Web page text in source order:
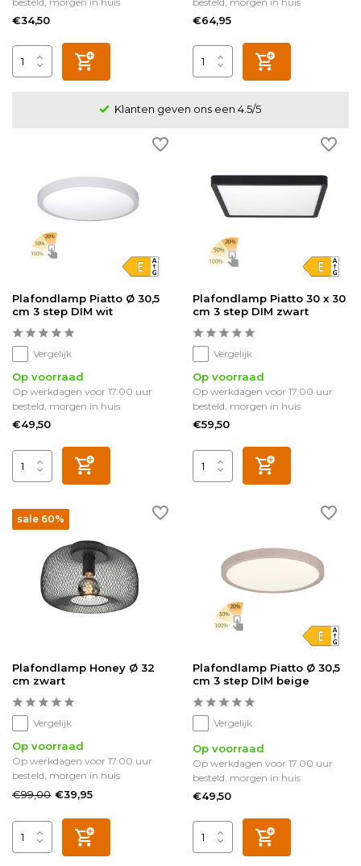
€34,50 €64,95
Klanten geven ons een 4.5/5
Plafondlamp Piatto Ø 30,5
cm 3 step DIM wit
Vergelijk
Op voorraad
Op werkdagen voor 17.00 uur
besteld, morgen in huis
€49,50
Plafondlamp Piatto 30 x 30
cm 3 step DIM zwart
Vergelijk
Op voorraad
Op werkdagen voor 17.00 uur
besteld, morgen in huis
€59,50
sale 60%
Plafondlamp Honey Ø 32
cm zwart
Vergelijk
Op voorraad
Op werkdagen voor 17.00 uur
besteld, morgen in huis
€99,00 €39,95
Plafondlamp Piatto Ø 30,5
cm 3 step DIM beige
Vergelijk
Op voorraad
Op werkdagen voor 17.00 uur
besteld, morgen in huis
€49,50